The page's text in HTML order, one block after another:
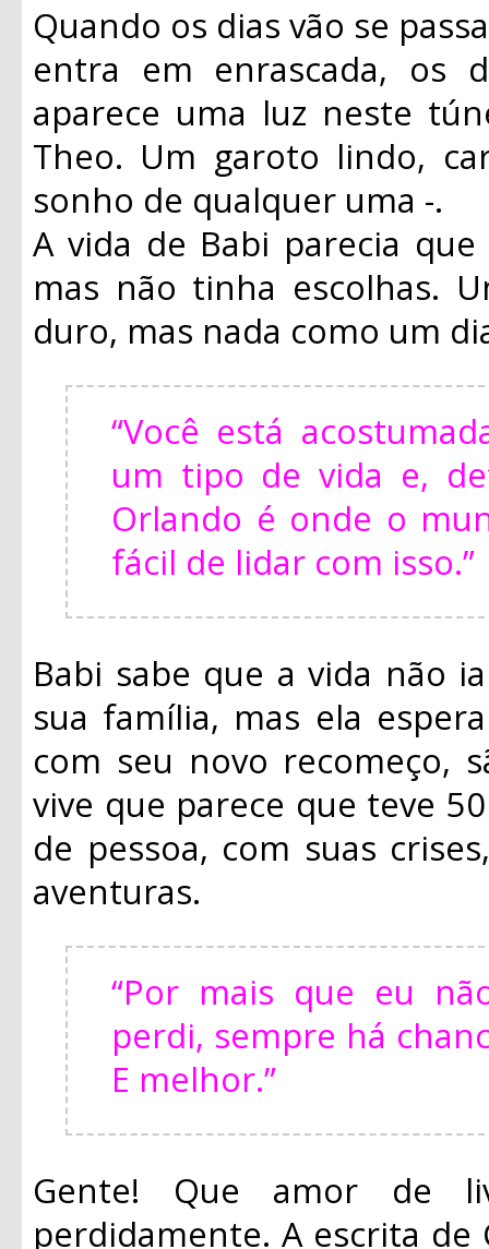
Quando os dias vão se
entra em enrascada, os
aparece uma luz neste
Theo. Um garoto lindo,
sonho de qualquer uma -.
A vida de Babi parecia
mas não tinha escolhas.
duro, mas nada como um
“Você está
um tipo de vida e,
Orlando é onde o
fácil de lidar com isso.”
Babi sabe que a vida não
sua família, mas ela
com seu novo recomeço,
vive que parece que teve
de pessoa, com suas
aventuras.
“Por mais que eu
perdi, sempre há
E melhor.”
Gente! Que amor de
perdidamente. A escrita de